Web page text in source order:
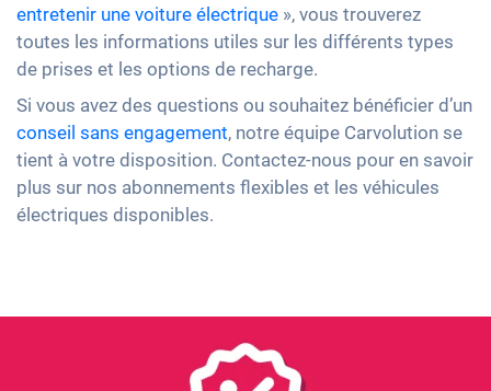
entretenir une voiture électrique », vous trouverez
toutes les informations utiles sur les différents types
de prises et les options de recharge.
Si vous avez des questions ou souhaitez bénéficier d’un
conseil sans engagement, notre équipe Carvolution se
tient à votre disposition. Contactez-nous pour en savoir
plus sur nos abonnements flexibles et les véhicules
électriques disponibles.